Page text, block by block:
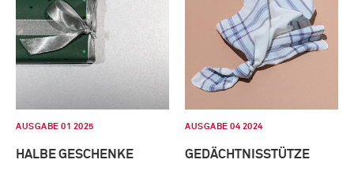
AUSGABE 01 2025
HALBE GESCHENKE
AUSGABE 04 2024
GEDÄCHTNISSTÜTZE